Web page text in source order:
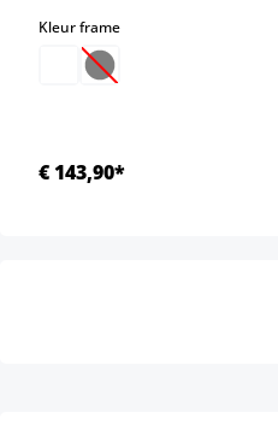
Kleur frameselect
(Deze optie is
€ 143,90*